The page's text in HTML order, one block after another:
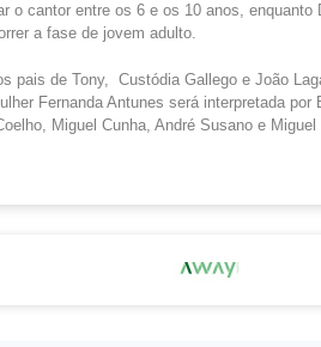
o cantor entre os 6 e os 10 anos,
a fase de jovem adulto.
pais de Tony, Custódia Gallego e João
Fernanda Antunes será interpretada por
Miguel Cunha, André Susano e Miguel